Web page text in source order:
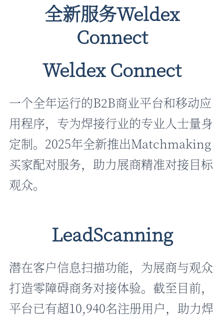
全新服务Weldex
Connect
Weldex Connect
一个全年运行的B2B商业平台和移动应
用程序，专为焊接行业的专业人士量身
定制。2025年全新推出Matchmaking
买家配对服务，助力展商精准对接目标
观众。
LeadScanning
潜在客户信息扫描功能，为展商与观众
打造零障碍商务对接体验。截至目前，
平台已有超10,940名注册用户，助力焊